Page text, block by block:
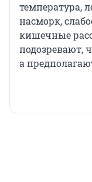
температура,
насморк,
кишечные
подозревают,
а